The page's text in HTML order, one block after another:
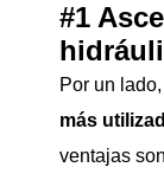
#1
Por un
más
ventajas